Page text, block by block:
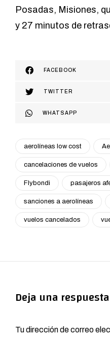
Posadas, Misiones,
y 27 minutos de
FACEBOOK
TWITTER
WHATSAPP
aerolíneas low cost
cancelaciones de vuelos
Flybondi pasajeros
sanciones a aerolíneas
vuelos cancelados
Deja una respuesta
Tu dirección de correo